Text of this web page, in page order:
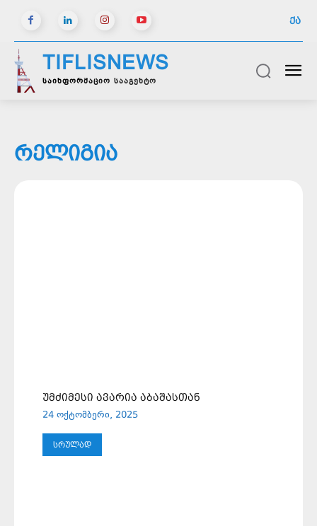
ᲥᲐ
TIFLISNEWS
საინფორმაციო სააგენტო
ᲠᲔᲚᲘᲒᲘᲐ
ᲣᲛᲫᲘᲛᲔᲡᲘ ᲐᲕᲐᲠᲘᲐ ᲐᲑᲐᲨᲐᲡᲗᲐᲜ
24 ოქტომბერი, 2025
ᲡᲠᲣᲚᲐᲓ